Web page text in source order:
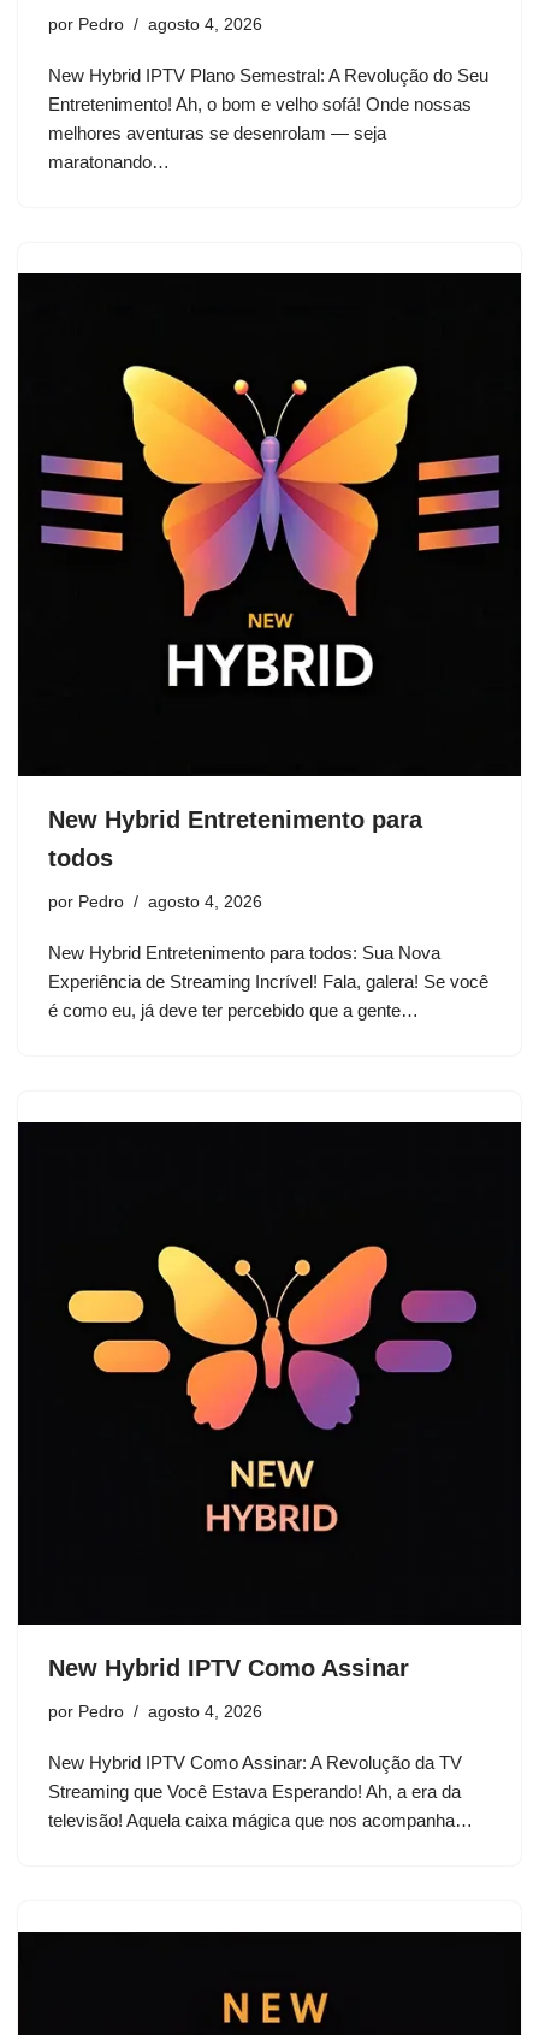
por Pedro agosto 4, 2026
New Hybrid IPTV Plano Semestral: A Revolução do Seu
Entretenimento! Ah, o bom e velho sofá! Onde nossas
melhores aventuras se desenrolam — seja
maratonando…
New Hybrid Entretenimento para
todos
por Pedro agosto 4, 2026
New Hybrid Entretenimento para todos: Sua Nova
Experiência de Streaming Incrível! Fala, galera! Se você
é como eu, já deve ter percebido que a gente…
New Hybrid IPTV Como Assinar
por Pedro agosto 4, 2026
New Hybrid IPTV Como Assinar: A Revolução da TV
Streaming que Você Estava Esperando! Ah, a era da
televisão! Aquela caixa mágica que nos acompanha…